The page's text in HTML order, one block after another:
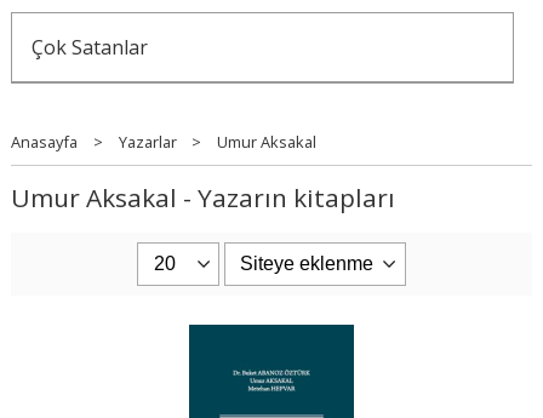
Çok Satanlar
Anasayfa > Yazarlar > Umur Aksakal
Umur Aksakal - Yazarın kitapları